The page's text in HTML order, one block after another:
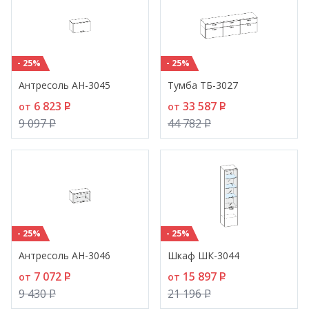
- 25%
Антресоль АН-3045
от 6 823 P
9 097P
- 25%
Тумба ТБ-3027
от 33 587 P
44 782P
- 25%
Антресоль АН-3046
от 7 072 P
9 430P
- 25%
Шкаф ШК-3044
от 15 897 P
21 196P